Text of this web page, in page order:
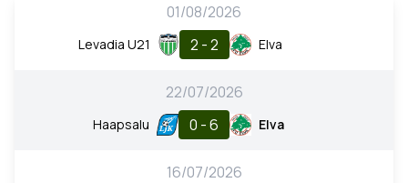
01/08/2026
Levadia U21 2 - 2 Elva
22/07/2026
Haapsalu 0 - 6 Elva
16/07/2026